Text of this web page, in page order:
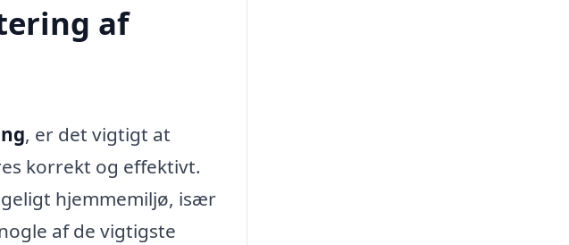
af
, er det vigtigt at
korrekt og effektivt.
hjemmemiljø, især
af de vigtigste